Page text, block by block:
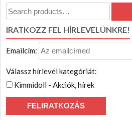
Search
for:
IRATKOZZ FEL HÍRLEVELÜNKRE!
Emailcím:
Válassz hírlevél kategóriát:
Kimmidoll - Akciók, hírek